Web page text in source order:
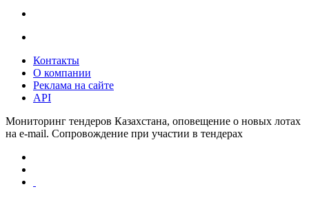
Контакты
О компании
Реклама на сайте
API
Мониторинг тендеров Казахстана, оповещение о новых лотах
на e-mail. Сопровождение при участии в тендерах